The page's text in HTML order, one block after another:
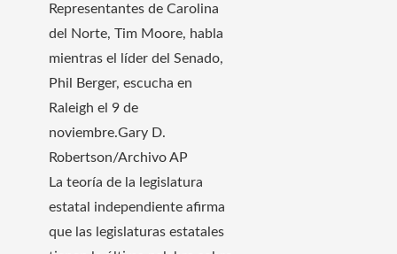
Representantes de Carolina
del Norte, Tim Moore, habla
mientras el líder del Senado,
Phil Berger, escucha en
Raleigh el 9 de
noviembre.Gary D.
Robertson/Archivo AP
La teoría de la legislatura
estatal independiente afirma
que las legislaturas estatales